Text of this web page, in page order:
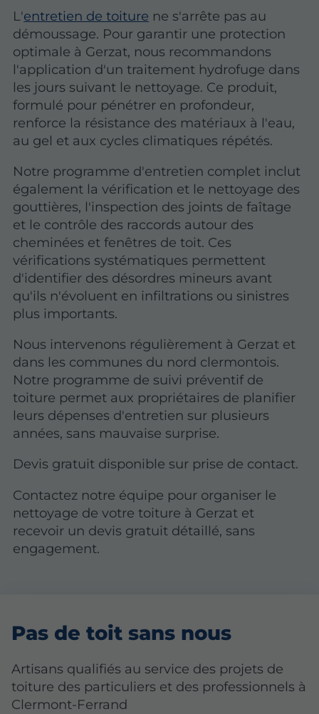
L'entretien de toiture ne s'arrête pas au
démoussage. Pour garantir une protection
optimale à Gerzat, nous recommandons
l'application d'un traitement hydrofuge dans
les jours suivant le nettoyage. Ce produit,
formulé pour pénétrer en profondeur,
renforce la résistance des matériaux à l'eau,
au gel et aux cycles climatiques répétés.
Notre programme d'entretien complet inclut
également la vérification et le nettoyage des
gouttières, l'inspection des joints de faîtage
et le contrôle des raccords autour des
cheminées et fenêtres de toit. Ces
vérifications systématiques permettent
d'identifier des désordres mineurs avant
qu'ils n'évoluent en infiltrations ou sinistres
plus importants.
Nous intervenons régulièrement à Gerzat et
dans les communes du nord clermontois.
Notre programme de suivi préventif de
toiture permet aux propriétaires de planifier
leurs dépenses d'entretien sur plusieurs
années, sans mauvaise surprise.
Devis gratuit disponible sur prise de contact.
Contactez notre équipe pour organiser le
nettoyage de votre toiture à Gerzat et
recevoir un devis gratuit détaillé, sans
engagement.
Pas de toit sans nous
Artisans qualifiés au service des projets de
toiture des particuliers et des professionnels à
Clermont-Ferrand